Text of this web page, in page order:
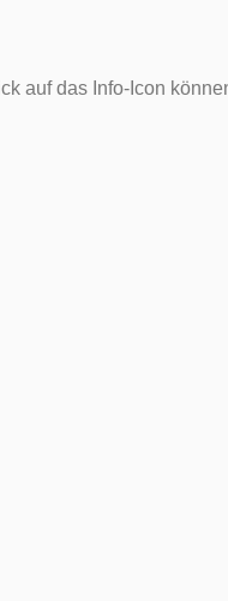
auf das Info-Icon